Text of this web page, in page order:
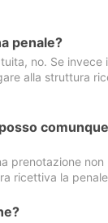
penale?
no. Se
alla struttura
prenotazione
ricettiva la